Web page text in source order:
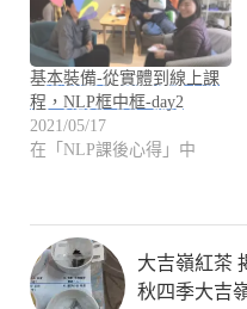
基本裝備-從實體到線上課
程，NLP框中框-day2
2021/05/17
在「NLP課後心得」中
大吉嶺紅茶
秋四季大吉